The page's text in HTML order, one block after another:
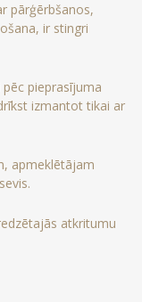
pārģērbšanos,
ir stingri
pieprasījuma
izmantot tikai ar
apmeklētājam
atkritumu